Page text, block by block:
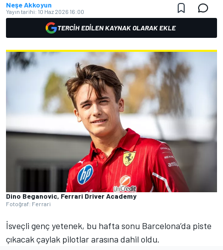
Neşe Akkoyun
Yayın tarihi: 10 Haz 2026 16:00
TERCIH EDILEN KAYNAK OLARAK EKLE
Dino Beganovic, Ferrari Driver Academy
Fotoğraf: Ferrari
İsveçli genç yetenek, bu hafta sonu Barcelona’da piste
çıkacak çaylak pilotlar arasına dahil oldu.